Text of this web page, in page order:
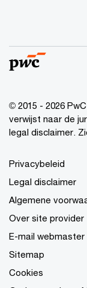
© 2015 - 2026
verwijst naar de
legal disclaimer.
Privacybeleid
Legal disclaimer
Algemene
Over site provider
E-mail webmaster
Sitemap
Cookies